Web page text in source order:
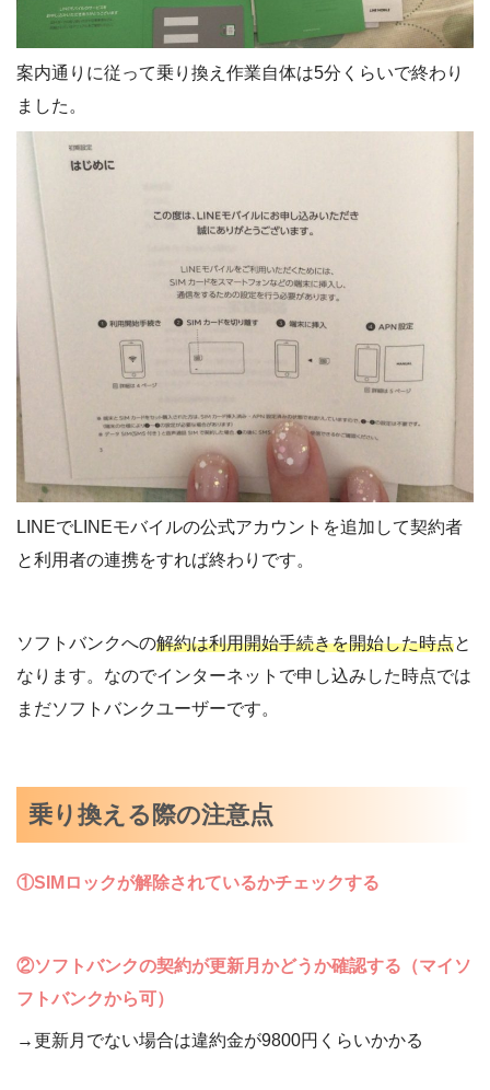
案内通りに従って乗り換え作業自体は5分くらいで終わり
ました。
LINEでLINEモバイルの公式アカウントを追加して契約者
と利用者の連携をすれば終わりです。
ソフトバンクへの解約は利用開始手続きを開始した時点と
なります。なのでインターネットで申し込みした時点では
まだソフトバンクユーザーです。
乗り換える際の注意点
①SIMロックが解除されているかチェックする
②ソフトバンクの契約が更新月かどうか確認する（マイソ
フトバンクから可）
→更新月でない場合は違約金が9800円くらいかかる